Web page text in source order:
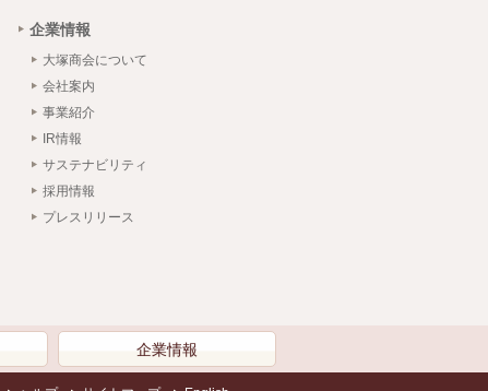
企業情報
大塚商会について
会社案内
事業紹介
IR情報
サステナビリティ
採用情報
プレスリリース
企業情報